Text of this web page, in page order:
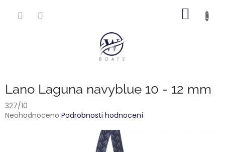
Lano Laguna navyblue 10 - 12 mm
327/10
Průměrné
Neohodnoceno Podrobnosti hodnocení